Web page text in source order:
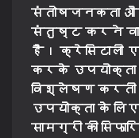
संतोषजनकता
संतुष्ट करने
है। क्रेसिटाली
करके उपयोक्ता
विश्लेषण
उपयोक्ता के
सामग्री की